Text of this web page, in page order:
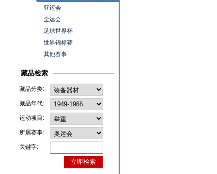
亚运会
全运会
足球世界杯
世界锦标赛
其他赛事
藏品检索
藏品分类:
藏品年代:
运动项目:
所属赛事:
关键字: